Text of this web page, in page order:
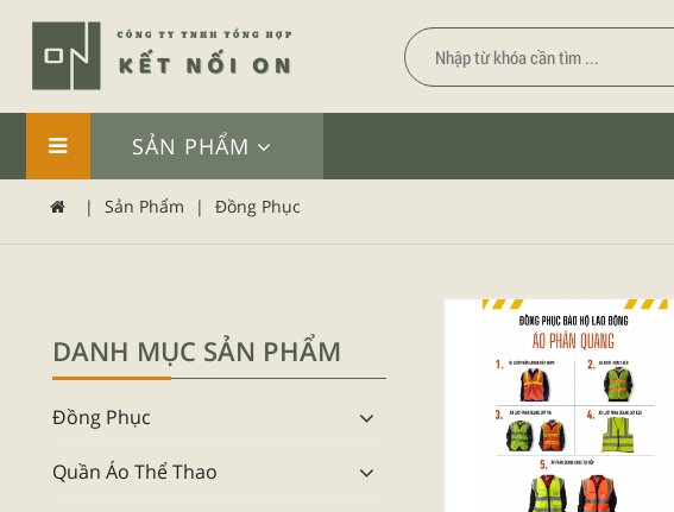
SẢN PHẨM
| Sản Phẩm | Đồng Phục
DANH MỤC SẢN PHẨM
Đồng Phục
Quần Áo Thể Thao